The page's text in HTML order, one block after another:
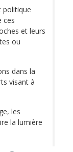
politique
ces
et leurs
ou
dans la
visant à
les
la lumière